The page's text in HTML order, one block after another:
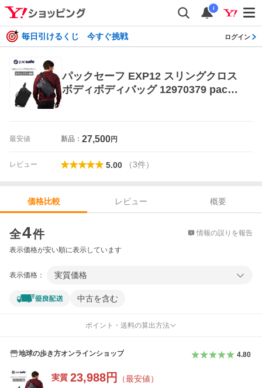
i
毎日引けるくじ 今すぐ挑戦 ログイン
パックセーフ EXP12 スリングクロス
ボディボディバッグ 12970379 pacsa
最安値 新品： 27,500円
レビュー 5.00 （3件）
価格比較 レビュー
概要
全4件 情報の誤りを報告
表示価格が安い順に表示しています
表示価格： 実質価格
中古を含む
ポイント・送料の算出方法
地球の歩き方オンラインショップ 4.80
実質 23,988円 （最安値）